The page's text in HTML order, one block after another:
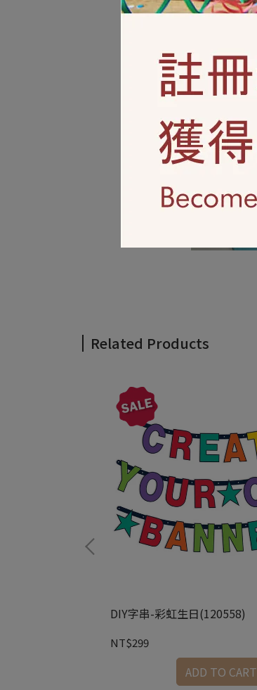
Related Products
DIY字串-彩虹生日(120558)
NT$299
ADD TO CART